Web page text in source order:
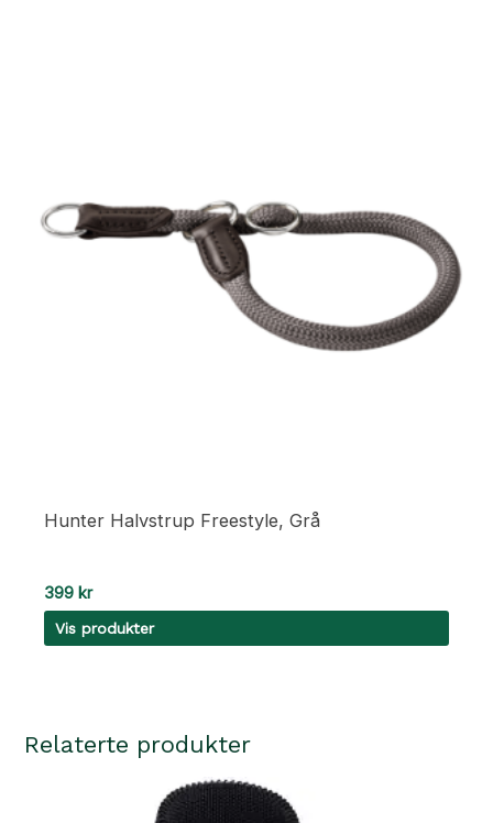
Hunter Halvstrup Freestyle, Grå
399 kr
Vis produkter
Relaterte produkter